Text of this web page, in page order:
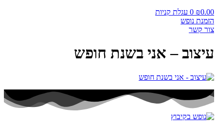
₪0.00
0 עגלת קניות
הזמנת נופש
צור קשר
עיצוב – אני בשנת חופש